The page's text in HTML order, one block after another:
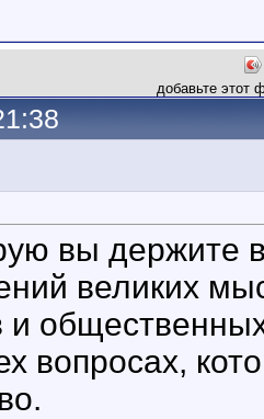
добавьте этот
вы держите
великих
вопросах,